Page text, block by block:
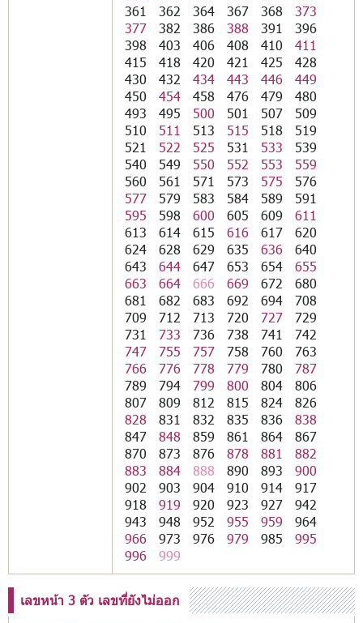
361
362 364 367 368
373
377
382 386 388 391
396
398
403 406 408 410
411
415
418 420 421 425
428
430
432 434 443 446
449
450
454 458 476 479
480
493
495 500 501 507
509
510
511 513 515 518
519
521
522 525 531 533
539
540
549 550 552 553
559
560
561 571 573 575
576
577
579 583 584 589
591
595
598 600 605 609
611
613
614 615 616 617
620
624
628 629 635 636
640
643
644 647 653 654
655
663
664 666 669 672
680
681
682 683 692 694
708
709
712 713 720 727
729
731
733 736 738 741
742
747
755 757 758 760
763
766
776 778 779 780
787
789
794 799 800 804
806
807
809 812 815 824
826
828
831 832 835 836
838
847
848 859 861 864
867
870
873 876 878 881
882
883
884 888 890 893
900
902
903 904 910 914
917
918
919 920 923 927
942
943
948 952 955 959
964
966
973 976 979 985
995
996
999
เลขหน้า 3 ตัว เลขที่ยังไม่ออก